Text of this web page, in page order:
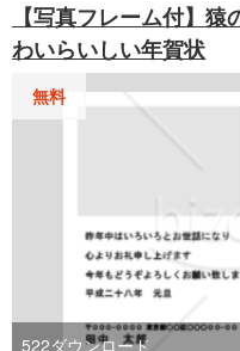
【写真フレーム付】
わいらいしい年賀状
無料
522ダウンロード